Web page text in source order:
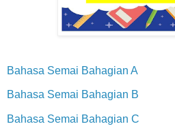
Bahasa Semai Bahagian A
Bahasa Semai Bahagian B
Bahasa Semai Bahagian C